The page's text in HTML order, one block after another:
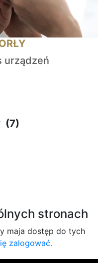
urządzeń
(7)
stronach
maja dostęp do tych
zalogować.